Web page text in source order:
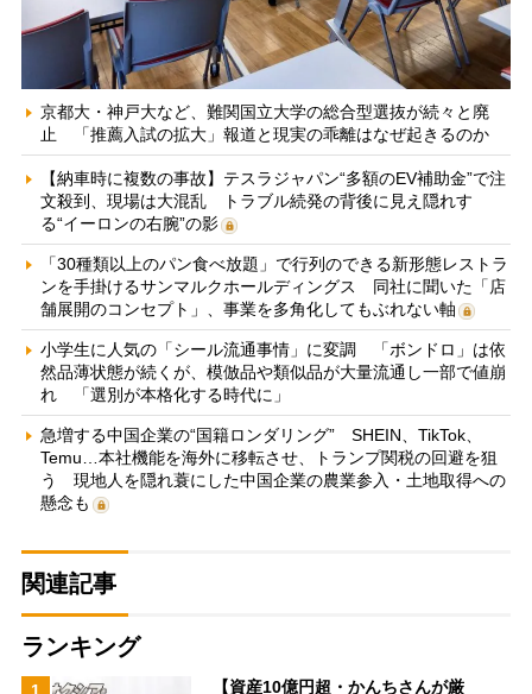
京都大・神戸大など、難関国立大学の総合型選抜が続々と廃
止 「推薦入試の拡大」報道と現実の乖離はなぜ起きるのか
【納車時に複数の事故】テスラジャパン“多額のEV補助金”で注
文殺到、現場は大混乱 トラブル続発の背後に見え隠れす
る“イーロンの右腕”の影
「30種類以上のパン食べ放題」で行列のできる新形態レストラ
ンを手掛けるサンマルクホールディングス 同社に聞いた「店
舗展開のコンセプト」、事業を多角化してもぶれない軸
小学生に人気の「シール流通事情」に変調 「ボンドロ」は依
然品薄状態が続くが、模倣品や類似品が大量流通し一部で値崩
れ 「選別が本格化する時代に」
急増する中国企業の“国籍ロンダリング” SHEIN、TikTok、
Temu…本社機能を海外に移転させ、トランプ関税の回避を狙
う 現地人を隠れ蓑にした中国企業の農業参入・土地取得への
懸念も
関連記事
ランキング
【資産10億円超・かんちさんが厳